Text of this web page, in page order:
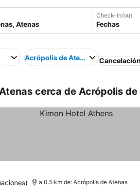
Check-in/out
Fechas
Acrópolis de Atenas
cerca de Acrópolis
a 0.5 km de: Acrópolis de Atenas